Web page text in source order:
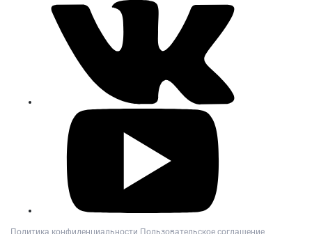
Политика конфиденциальности Пользовательское соглашение